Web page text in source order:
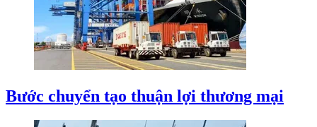
Bước chuyển tạo thuận lợi thương mại